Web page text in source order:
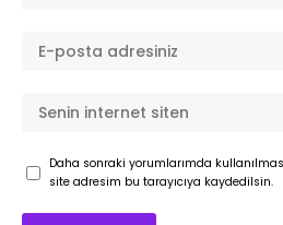
Daha sonraki yorumlarımda
site adresim bu tarayıcıya kaydedilsin.